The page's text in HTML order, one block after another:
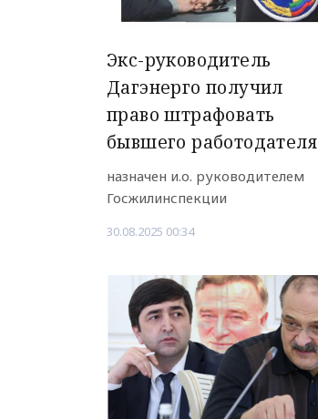
Экс-руководитель
Дагэнерго получил
право штрафовать
бывшего работодателя
назначен и.о. руководителем
Госжилинспекции
30.08.2025 00:34